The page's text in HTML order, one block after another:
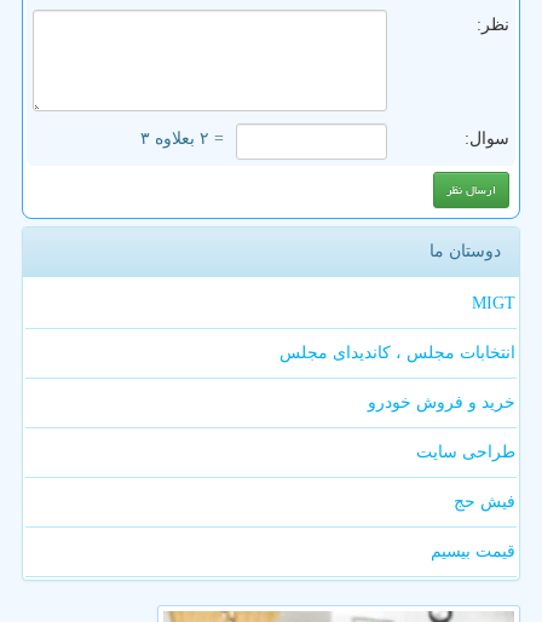
نظر:
سوال: = ۲ بعلاوه ۳
دوستان ما
MIGT
انتخابات مجلس ، کاندیدای مجلس
خرید و فروش خودرو
طراحی سایت
فیش حج
قیمت بیسیم